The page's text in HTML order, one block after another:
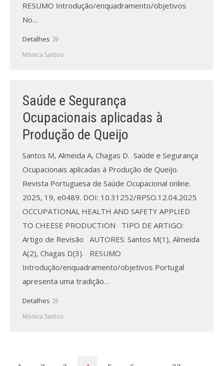
RESUMO Introdução/enquadramento/objetivos
No…
Detalhes
Mónica Santos
Saúde e Segurança
Ocupacionais aplicadas à
Produção de Queijo
Santos M, Almeida A, Chagas D. Saúde e Segurança
Ocupacionais aplicadas à Produção de Queijo.
Revista Portuguesa de Saúde Ocupacional online.
2025, 19, e0489. DOI: 10.31252/RPSO.12.04.2025
OCCUPATIONAL HEALTH AND SAFETY APPLIED
TO CHEESE PRODUCTION TIPO DE ARTIGO:
Artigo de Revisão AUTORES: Santos M(1), Almeida
A(2), Chagas D(3). RESUMO
Introdução/enquadramento/objetivos Portugal
apresenta uma tradição…
Detalhes
Mónica Santos